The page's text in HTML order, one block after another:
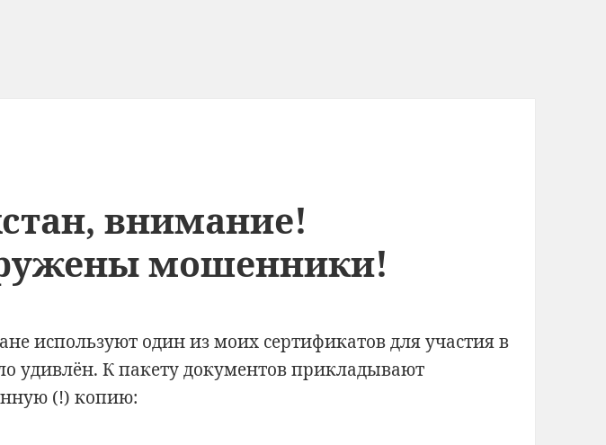
внимание!
мошенники!
используют один из моих сертификатов для участия в
удивлён. К пакету документов прикладывают
(!) копию: